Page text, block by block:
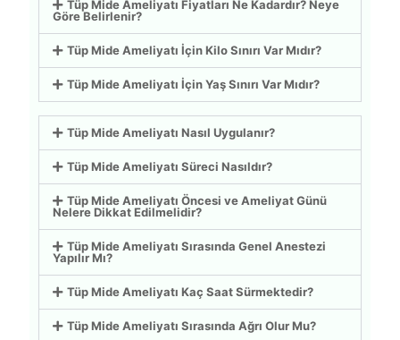
Tüp Mide Ameliyatı Fiyatları Ne Kadardır? Neye
Göre Belirlenir?
Tüp Mide Ameliyatı İçin Kilo Sınırı Var Mıdır?
Tüp Mide Ameliyatı İçin Yaş Sınırı Var Mıdır?
Tüp Mide Ameliyatı Nasıl Uygulanır?
Tüp Mide Ameliyatı Süreci Nasıldır?
Tüp Mide Ameliyatı Öncesi ve Ameliyat Günü
Nelere Dikkat Edilmelidir?
Tüp Mide Ameliyatı Sırasında Genel Anestezi
Yapılır Mı?
Tüp Mide Ameliyatı Kaç Saat Sürmektedir?
Tüp Mide Ameliyatı Sırasında Ağrı Olur Mu?